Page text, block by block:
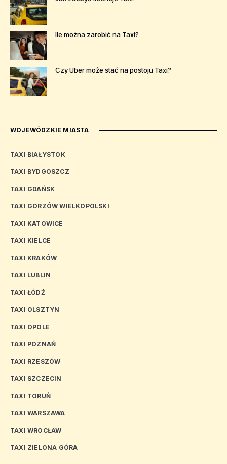
Ile można zarobić na Taxi?
Czy Uber może stać na postoju Taxi?
WOJEWÓDZKIE MIASTA
TAXI BIAŁYSTOK
TAXI BYDGOSZCZ
TAXI GDAŃSK
TAXI GORZÓW WIELKOPOLSKI
TAXI KATOWICE
TAXI KIELCE
TAXI KRAKÓW
TAXI LUBLIN
TAXI ŁÓDŹ
TAXI OLSZTYN
TAXI OPOLE
TAXI POZNAŃ
TAXI RZESZÓW
TAXI SZCZECIN
TAXI TORUŃ
TAXI WARSZAWA
TAXI WROCŁAW
TAXI ZIELONA GÓRA